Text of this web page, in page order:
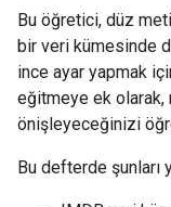
Bu öğretici, düz
bir veri kümesinde
ince ayar yapmak
eğitmeye ek olarak,
önişleyeceğinizi
Bu defterde şunları